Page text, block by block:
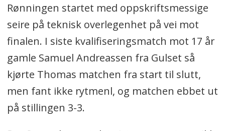
Rønningen startet med oppskriftsmessige
seire på teknisk overlegenhet på vei mot
finalen. I siste kvalifiseringsmatch mot 17 år
gamle Samuel Andreassen fra Gulset så
kjørte Thomas matchen fra start til slutt,
men fant ikke rytmenl, og matchen ebbet ut
på stillingen 3-3.